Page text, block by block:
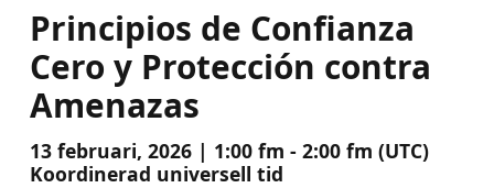
Principios de Confianza
Cero y Protección contra
Amenazas
13 februari, 2026 | 1:00 fm - 2:00 fm (UTC)
Koordinerad universell tid